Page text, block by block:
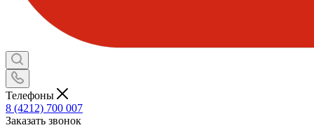
Телефоны
8 (4212) 700 007
Заказать звонок